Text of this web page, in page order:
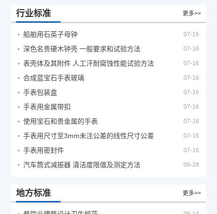
行业标准 更多>>
船舶用石英子母钟 07-16
深色名贵硬木钟壳 一般要求和试验方法 07-16
表壳体及其附件 人工汗耐腐蚀性能试验方法 07-16
合成蓝宝石手表玻璃 07-16
手表包装盒 07-16
手表用金属带扣 07-16
使用宝石和贵金属的手表 07-16
手表用尺寸至3mm未注公差的线性尺寸公差 07-16
手表用密封件 07-16
汽车筒式减振器 清洁度限值及测定方法 06-28
地方标准 更多>>